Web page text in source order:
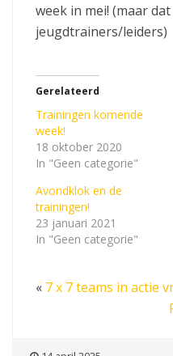
week in mei! (maar
jeugdtrainers/leiders)
Gerelateerd
Trainingen komende
week!
18 oktober 2020
In "Geen categorie"
Avondklok en de
trainingen!
23 januari 2021
In "Geen categorie"
« 7 x 7 teams in actie